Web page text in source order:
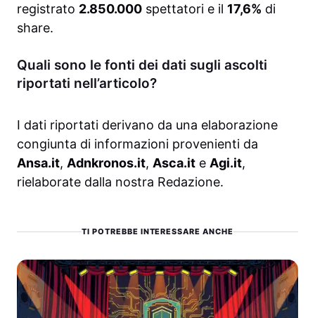
registrato 2.850.000 spettatori e il 17,6% di
share.
Quali sono le fonti dei dati sugli ascolti
riportati nell’articolo?
I dati riportati derivano da una elaborazione
congiunta di informazioni provenienti da
Ansa.it, Adnkronos.it, Asca.it e Agi.it,
rielaborate dalla nostra Redazione.
TI POTREBBE INTERESSARE ANCHE